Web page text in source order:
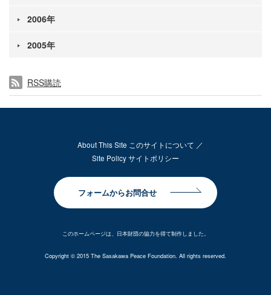
2006年
2005年
RSS購読
About This Site このサイトについて
Site Policy サイトポリシー
フォームからお問合せ
このホームページは、日本財団の協力を得て制作しました。
Copyright © 2015 The Sasakawa Peace Foundation. All rights reserved.